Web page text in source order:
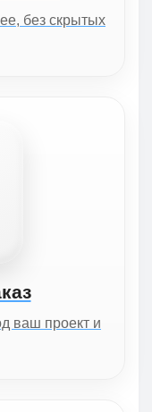
без скрытых
ваш проект и